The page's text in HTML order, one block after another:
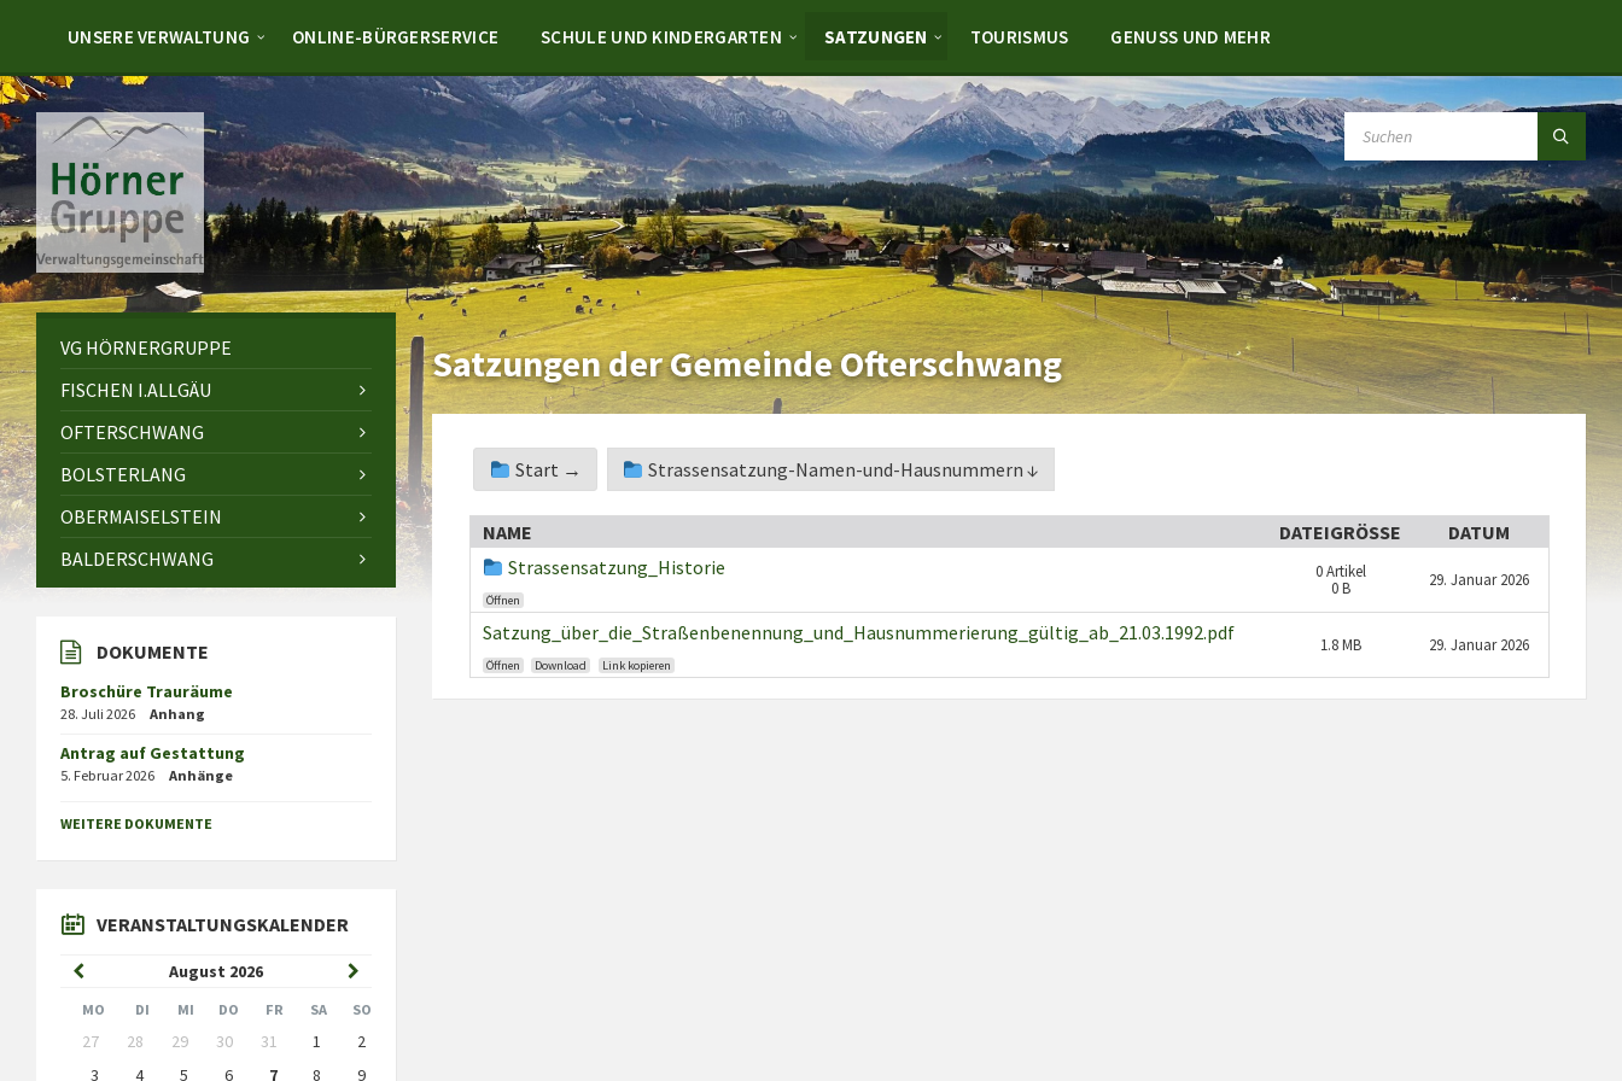
sidebar
UNSERE VERWALTUNG ONLINE-BÜRGERSERVICE SCHULE UND KINDERGARTEN SATZUNGEN TOURISMUS GENUSS UND MEHR
SEARCH:
Satzungen der Gemeinde Ofterschwang
Start → Strassensatzung-Namen-und-Hausnummern ↓
NAME DATEIGRÖSSE
DATUM
Strassensatzung_Historie
Öffnen
0Artikel
0 B
29. Januar 2026
Satzung_über_die_Straßenbenennung_und_Hausnummerierung_gültig_ab_21.03.1992.pdf
Öffnen Download Link kopieren
1.8 MB 29. Januar 2026
VG HÖRNERGRUPPE
FISCHEN I.ALLGÄU
OFTERSCHWANG
BOLSTERLANG
OBERMAISELSTEIN
BALDERSCHWANG
DOKUMENTE
Broschüre Trauräume
28. Juli 2026 Anhang
Antrag auf Gestattung
5. Februar 2026 Anhänge
WEITERE DOKUMENTE
VERANSTALTUNGSKALENDER
August 2026
Previous
Month
Month
MO DI MI DO FR SA SO
Skip
calendar
days
27 28 29 30 31 1
2
3
4 5 6 7 8
9